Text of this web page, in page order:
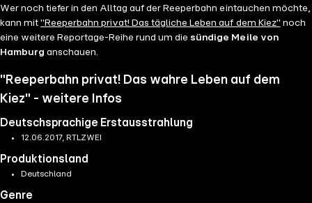
Wer noch tiefer in den Alltag auf der Reeperbahn eintauchen möchte,
kann mit"Reeperbahn privat! Das tägliche Leben auf dem Kiez" noch
eine weitere Reportage-Reihe rund um die sündige Meile von
Hamburg anschauen.
"Reeperbahn privat! Das wahre Leben auf dem
Kiez" - weitere Infos
Deutschsprachige Erstausstrahlung
12.06.2017, RTLZWEI
Produktionsland
Deutschland
Genre